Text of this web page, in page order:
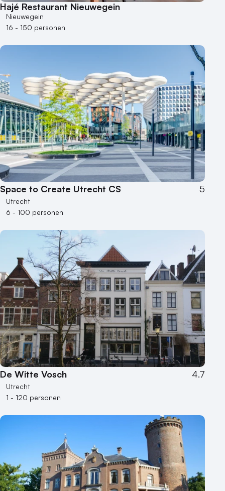
Hajé Restaurant Nieuwegein
Nieuwegein
16 - 150 personen
Space to Create Utrecht CS 5
Utrecht
6 - 100 personen
De Witte Vosch 4.7
Utrecht
1 - 120 personen